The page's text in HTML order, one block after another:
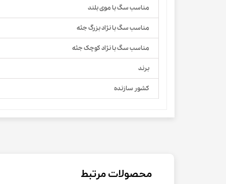
مناسب سگ با موی بلند
مناسب سگ با نژاد بزرگ جثه
مناسب سگ با نژاد کوچک جثه
برند
کشور سازنده
محصولات مرتبط